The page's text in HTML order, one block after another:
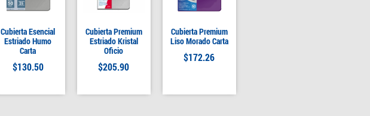
Cubierta Esencial
Estriado Humo
Carta
$130.50
Cubierta Premium
Estriado Kristal
Oficio
$205.90
Cubierta Premium
Liso Morado Carta
$172.26